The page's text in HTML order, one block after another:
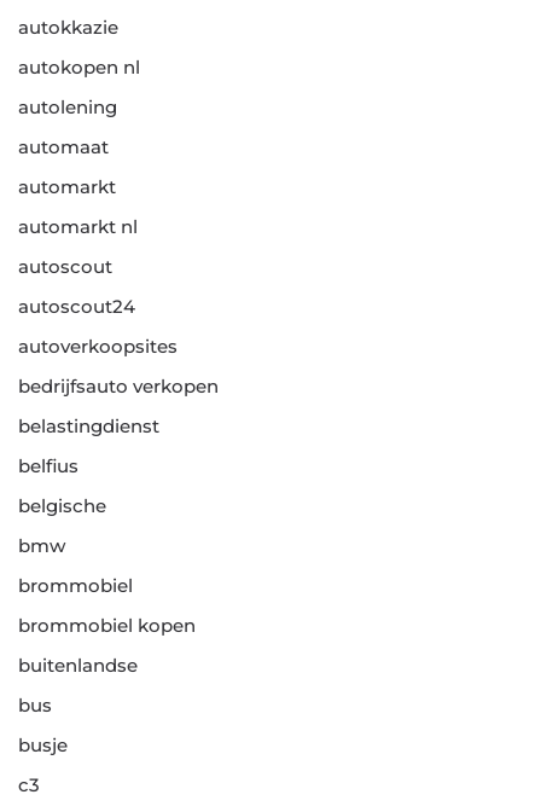
autokkazie
autokopen nl
autolening
automaat
automarkt
automarkt nl
autoscout
autoscout24
autoverkoopsites
bedrijfsauto verkopen
belastingdienst
belfius
belgische
bmw
brommobiel
brommobiel kopen
buitenlandse
bus
busje
c3